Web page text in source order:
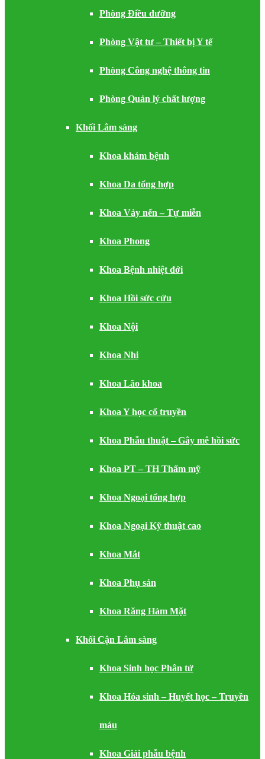
Phòng Điều dưỡng
Phòng Vật tư – Thiết bị Y tế
Phòng Công nghệ thông tin
Phòng Quản lý chất lượng
Khối Lâm sàng
Khoa khám bệnh
Khoa Da tổng hợp
Khoa Vảy nến – Tự miễn
Khoa Phong
Khoa Bệnh nhiệt đới
Khoa Hồi sức cứu
Khoa Nội
Khoa Nhi
Khoa Lão khoa
Khoa Y học cổ truyền
Khoa Phẫu thuật – Gây mê hồi sức
Khoa PT – TH Thẩm mỹ
Khoa Ngoại tổng hợp
Khoa Ngoại Kỹ thuật cao
Khoa Mắt
Khoa Phụ sản
Khoa Răng Hàm Mặt
Khối Cận Lâm sàng
Khoa Sinh học Phân tử
Khoa Hóa sinh – Huyết học – Truyền
máu
Khoa Giải phẫu bệnh